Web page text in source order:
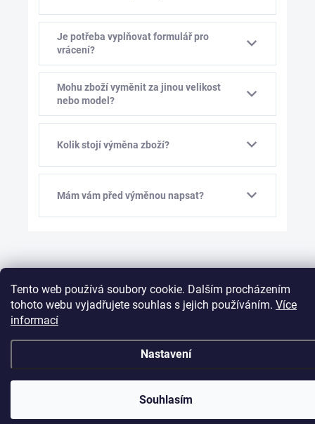
Tento web používá soubory cookie. Dalším procházením
tohoto webu vyjadřujete souhlas s jejich používáním. Více
informací
Nastavení
Souhlasím
Je potřeba vyplňovat formulář pro
vrácení?
Mohu zboží vyměnit za jinou velikost
nebo model?
Kolik stojí výměna zboží?
Mám vám před výměnou napsat?